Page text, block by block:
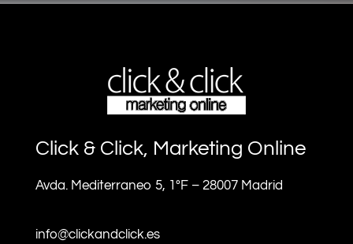
Click & Click, Marketing Online
Avda. Mediterraneo 5, 1ºF – 28007 Madrid
info@clickandclick.es